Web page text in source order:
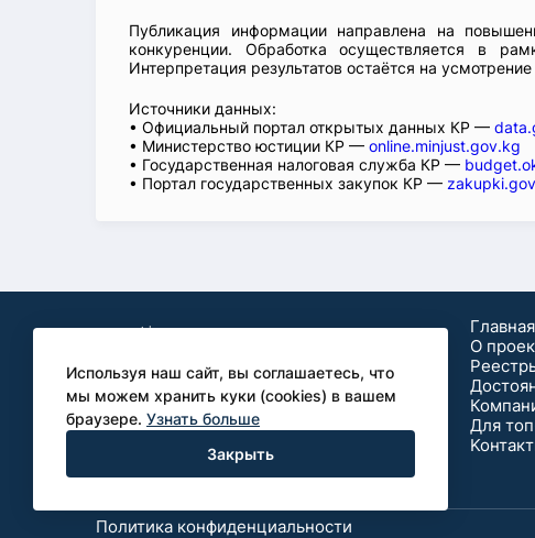
Публикация информации направлена на
конкуренции. Обработка осуществляется в
Интерпретация результатов остаётся на усмотрение
Источники данных:
• Официальный портал открытых данных КР —
• Министерство юстиции КР — online.minjust.gov.kg
• Государственная налоговая служба КР —
• Портал государственных закупок КР —
Используя наш сайт, вы соглашаетесь, что
мы можем хранить куки (cookies) в вашем
браузере. Узнать больше
Закрыть
Аналитические
исследования для бизнеса
Главная
О
Для
Политика конфиденциальности